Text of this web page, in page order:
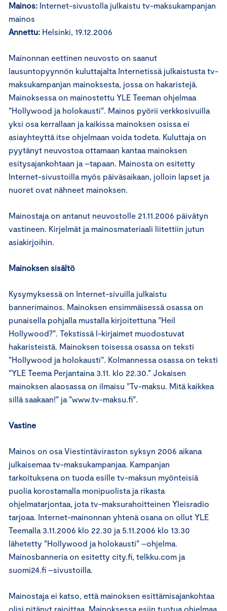
Mainos: Internet-sivustolla julkaistu tv-maksukampanjan
mainos
Annettu: Helsinki, 19.12.2006
Mainonnan eettinen neuvosto on saanut
lausuntopyynnön kuluttajalta Internetissä julkaistusta tv-
maksukampanjan mainoksesta, jossa on hakaristejä.
Mainoksessa on mainostettu YLE Teeman ohjelmaa
”Hollywood ja holokausti”. Mainos pyörii verkkosivuilla
yksi osa kerrallaan ja kaikissa mainoksen osissa ei
asiayhteyttä itse ohjelmaan voida todeta. Kuluttaja on
pyytänyt neuvostoa ottamaan kantaa mainoksen
esitysajankohtaan ja –tapaan. Mainosta on esitetty
Internet-sivustoilla myös päiväsaikaan, jolloin lapset ja
nuoret ovat nähneet mainoksen.
Mainostaja on antanut neuvostolle 21.11.2006 päivätyn
vastineen. Kirjelmät ja mainosmateriaali liitettiin jutun
asiakirjoihin.
Mainoksen sisältö
Kysymyksessä on Internet-sivuilla julkaistu
bannerimainos. Mainoksen ensimmäisessä osassa on
punaisella pohjalla mustalla kirjoitettuna ”Heil
Hollywood?”. Tekstissä l-kirjaimet muodostuvat
hakaristeistä. Mainoksen toisessa osassa on teksti
”Hollywood ja holokausti”. Kolmannessa osassa on teksti
”YLE Teema Perjantaina 3.11. klo 22.30.” Jokaisen
mainoksen alaosassa on ilmaisu ”Tv-maksu. Mitä kaikkea
sillä saakaan!” ja ”www.tv-maksu.fi”.
Vastine
Mainos on osa Viestintäviraston syksyn 2006 aikana
julkaisemaa tv-maksukampanjaa. Kampanjan
tarkoituksena on tuoda esille tv-maksun myönteisiä
puolia korostamalla monipuolista ja rikasta
ohjelmatarjontaa, jota tv-maksurahoitteinen Yleisradio
tarjoaa. Internet-mainonnan yhtenä osana on ollut YLE
Teemalla 3.11.2006 klo 22.30 ja 5.11.2006 klo 13.30
lähetetty ”Hollywood ja holokausti” –ohjelma.
Mainosbanneria on esitetty city.fi, telkku.com ja
suomi24.fi –sivustoilla.
Mainostaja ei katso, että mainoksen esittämisajankohtaa
olisi pitänyt rajoittaa. Mainoksessa esiin tuotua ohjelmaa